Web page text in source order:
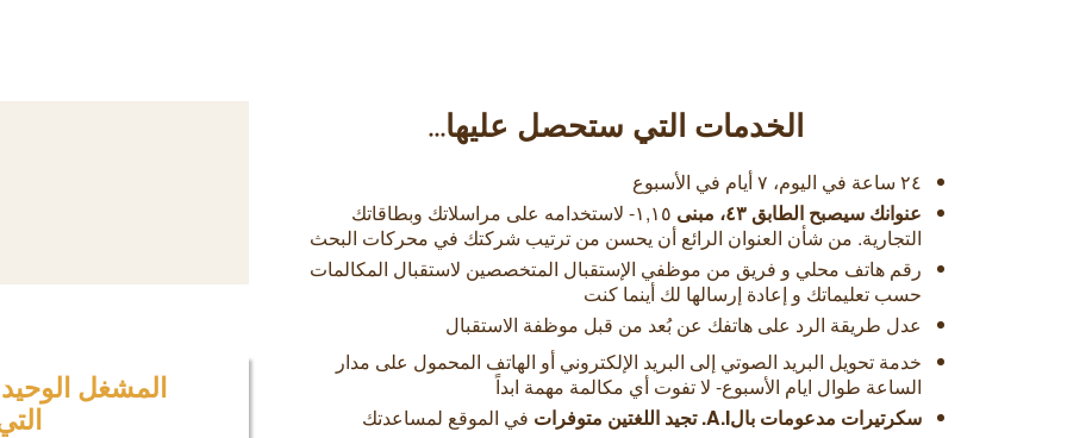
الخدمات التي ستحصل عليها...
٢٤ ساعة في اليوم، ٧ أيام في الأسبوع
عنوانك سيصبح الطابق ٤٣، مبنى
۱,۱٥- لاستخدامه على مراسلاتك وبطاقاتك
التجارية. من شأن العنوان الرائع أن يحسن من ترتيب شركتك في محركات البحث
رقم هاتف محلي و فريق من موظفي الإستقبال المتخصصين لاستقبال المكالمات
حسب تعليماتك و إعادة إرسالها لك أينما كنت
عدل طريقة الرد على هاتفك عن بُعد من قبل موظفة الاستقبال
خدمة تحويل البريد الصوتي إلى البريد الإلكتروني أو الهاتف المحمول على مدار
الساعة طوال ايام الأسبوع- لا تفوت أي مكالمة مهمة ابداً
سكرتيرات مدعومات بالA.I. تجيد اللغتين متوفرات
في الموقع لمساعدتك
المشغل الوحيد